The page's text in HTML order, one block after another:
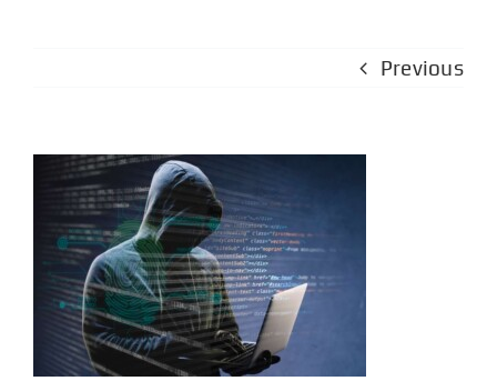
КОНТАКТИ
Previous